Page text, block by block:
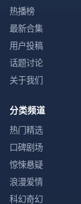
热播榜
最新合集
用户投稿
话题讨论
关于我们
分类频道
热门精选
口碑剧场
惊悚悬疑
浪漫爱情
科幻奇幻